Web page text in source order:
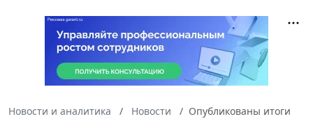
Новости и аналитика Новости
Опубликованы итоги